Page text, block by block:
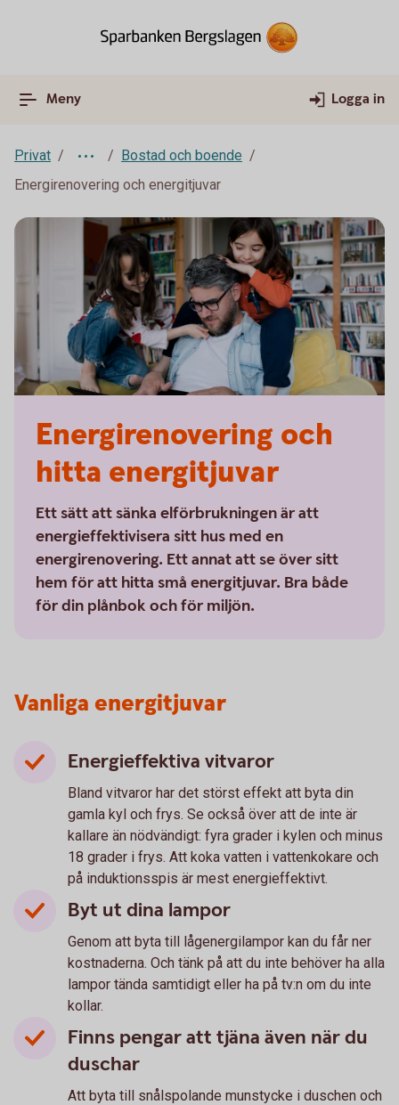
Meny Logga in
Privat
Bostad och boende
Energirenovering och energitjuvar
Energirenovering och
hitta energitjuvar
Ett sätt att sänka elförbrukningen är att
energieffektivisera sitt hus med en
energirenovering. Ett annat att se över sitt
hem för att hitta små energitjuvar. Bra både
för din plånbok och för miljön.
Vanliga energitjuvar
Energieffektiva vitvaror
Bland vitvaror har det störst effekt att byta din
gamla kyl och frys. Se också över att de inte är
kallare än nödvändigt: fyra grader i kylen och minus
18 grader i frys. Att koka vatten i vattenkokare och
på induktionsspis är mest energieffektivt.
Byt ut dina lampor
Genom att byta till lågenergilampor kan du får ner
kostnaderna. Och tänk på att du inte behöver ha alla
lampor tända samtidigt eller ha på tv:n om du inte
kollar.
Finns pengar att tjäna även när du
duschar
Att byta till snålspolande munstycke i duschen och